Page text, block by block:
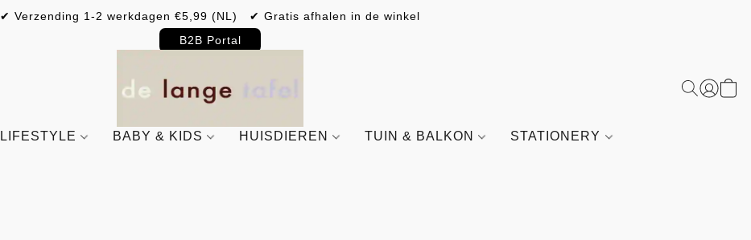
✔ Verzending 1-2 werkdagen €5,99 (NL) ✔ Gratis afhalen in de winkel
B2B Portal
LIFESTYLE BABY & KIDS HUISDIEREN TUIN & BALKON STATIONERY